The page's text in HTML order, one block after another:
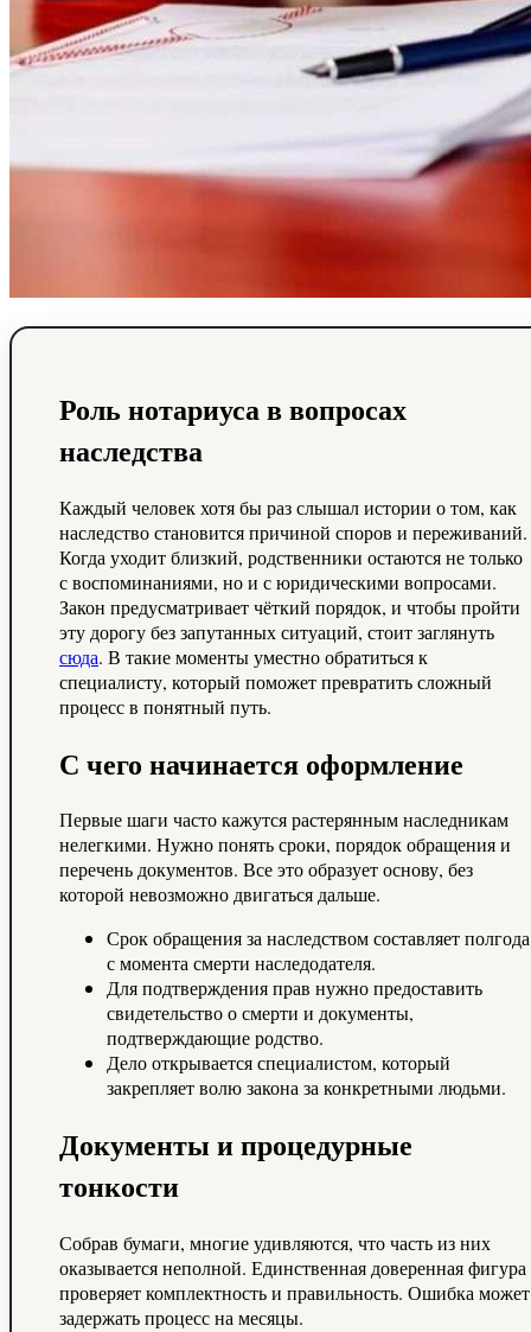
Роль нотариуса в вопросах
наследства
Каждый человек хотя бы раз слышал истории о том, как
наследство становится причиной споров и переживаний.
Когда уходит близкий, родственники остаются не только
с воспоминаниями, но и с юридическими вопросами.
Закон предусматривает чёткий порядок, и чтобы пройти
эту дорогу без запутанных ситуаций, стоит заглянуть
сюда. В такие моменты уместно обратиться к
специалисту, который поможет превратить сложный
процесс в понятный путь.
С чего начинается оформление
Первые шаги часто кажутся растерянным наследникам
нелегкими. Нужно понять сроки, порядок обращения и
перечень документов. Все это образует основу, без
которой невозможно двигаться дальше.
Срок обращения за наследством составляет полгода
с момента смерти наследодателя.
Для подтверждения прав нужно предоставить
свидетельство о смерти и документы,
подтверждающие родство.
Дело открывается специалистом, который
закрепляет волю закона за конкретными людьми.
Документы и процедурные
тонкости
Собрав бумаги, многие удивляются, что часть из них
оказывается неполной. Единственная доверенная фигура
проверяет комплектность и правильность. Ошибка может
задержать процесс на месяцы.